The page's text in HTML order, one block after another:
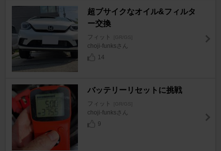
超ブサイクなオイル&フィルタ
ー交換
フィット [GR/GS]
choji-funksさん
14
バッテリーリセットに挑戦
フィット [GR/GS]
choji-funksさん
9